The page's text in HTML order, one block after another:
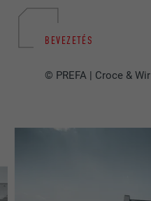
BEVEZETÉS
© PREFA | Croce & Wir